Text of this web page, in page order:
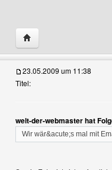
Website dieses
Profile anzeigen
23.05.2009 um 11:38
Titel:
welt-der-webmaster hat
Wir wär&acute;s mal mit